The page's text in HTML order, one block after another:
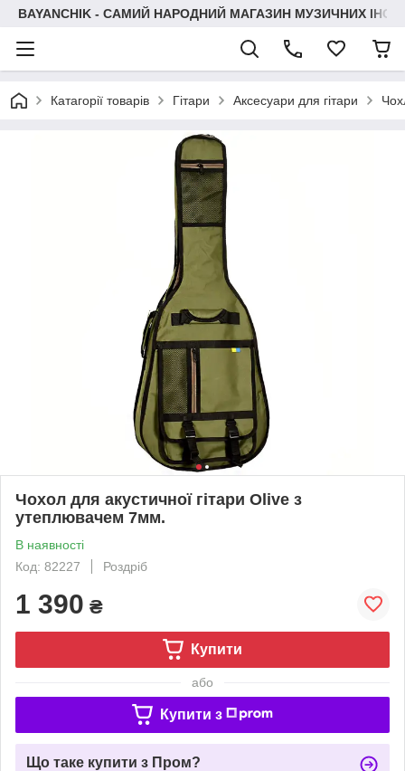
BAYANCHIK - САМИЙ НАРОДНИЙ МАГАЗИН МУЗИЧНИХ
Катагорії товарів Гітари Аксесуари для гітари
Чохол для акустичної гітари Olive з
утеплювачем 7мм.
В наявності
Код: 82227
Роздріб
1 390 ₴
Купити
або
Купити з
Що таке купити з Пром?